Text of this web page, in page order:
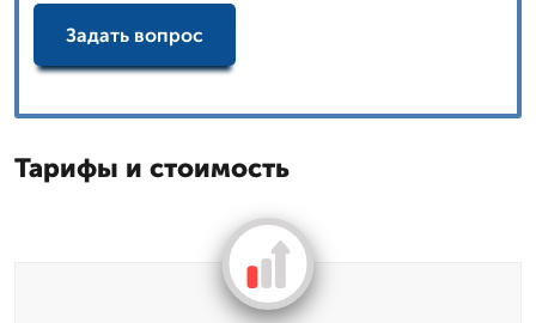
Задать вопрос
Тарифы и стоимость